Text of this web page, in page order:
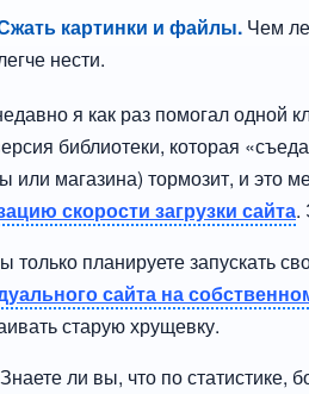
картинки и файлы. Чем
нести.
я как раз помогал
библиотеки, которая
или магазина) тормозит, и это
скорости загрузки сайта.
только планируете запускать
сайта на
старую хрущевку.
Знаете ли вы, что по статистике,